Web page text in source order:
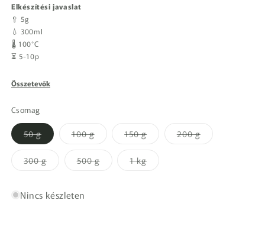
Elkészítési javaslat
🥄 5g
💧 300ml
🌡️ 100°C
⏳ 5-10p
Összetevők
Csomag
50 gA
változat
nem
kapható
100 gA
változat
nem
kapható
150 gA
változat
200 gA
300 gA
változat
kapható
500 gA
változat
1 kgA
Nincs készleten